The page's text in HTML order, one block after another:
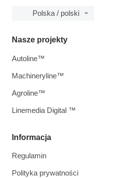
Polska / polski
Informacja
Regulamin
Polityka prywatności
Nasze projekty
Autoline™
Machineryline™
Agroline™
Linemedia Digital ™